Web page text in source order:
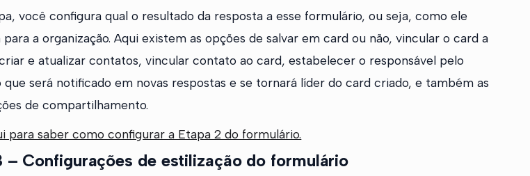
você configura qual o resultado da resposta a esse formulário, ou seja, como ele
a organização. Aqui existem as opções de salvar em card ou não, vincular o card a
e atualizar contatos, vincular contato ao card, estabelecer o responsável pelo
que será notificado em novas respostas e se tornará líder do card criado, e também as
de compartilhamento.
para saber como configurar a Etapa 2 do formulário.
– Configurações de estilização do formulário